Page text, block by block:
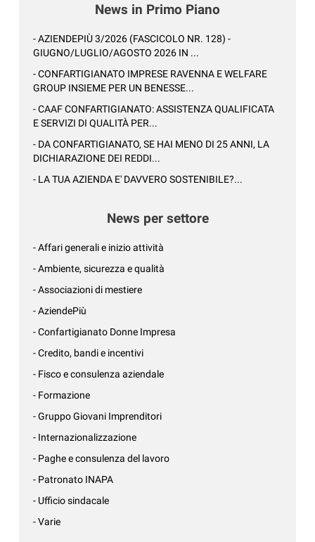
News in Primo Piano
- AZIENDEPIÙ 3/2026 (FASCICOLO NR. 128) -
GIUGNO/LUGLIO/AGOSTO 2026 IN ...
- CONFARTIGIANATO IMPRESE RAVENNA E WELFARE
GROUP INSIEME PER UN BENESSE...
- CAAF CONFARTIGIANATO: ASSISTENZA QUALIFICATA
E SERVIZI DI QUALITÀ PER...
- DA CONFARTIGIANATO, SE HAI MENO DI 25 ANNI, LA
DICHIARAZIONE DEI REDDI...
- LA TUA AZIENDA E' DAVVERO SOSTENIBILE?...
News per settore
- Affari generali e inizio attività
- Ambiente, sicurezza e qualità
- Associazioni di mestiere
- AziendePiù
- Confartigianato Donne Impresa
- Credito, bandi e incentivi
- Fisco e consulenza aziendale
- Formazione
- Gruppo Giovani Imprenditori
- Internazionalizzazione
- Paghe e consulenza del lavoro
- Patronato INAPA
- Ufficio sindacale
- Varie